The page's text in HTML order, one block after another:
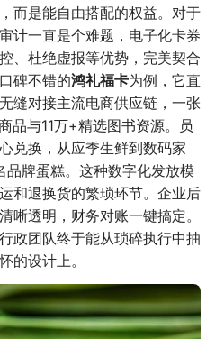
而是能自由搭配的权益。对于
计一直是个难题，电子化卡券
、杜绝虚报等优势，完美契合
碑不错的鸿礼福卡为例，它直
缝对接主流电商供应链，一张
品与11万+精选图书资源。员
兑换，从应季生鲜到数码家
牌蛋糕。这种数字化发放模
和退换货的繁琐环节。企业后
晰透明，财务对账一键搞定。
政团队终于能从琐碎执行中抽
的设计上。